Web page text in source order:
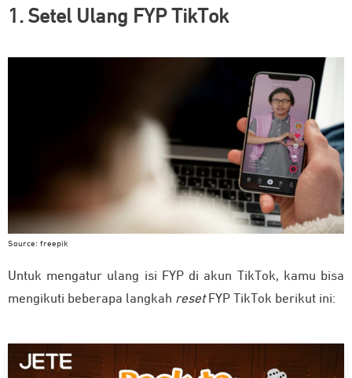
1. Setel Ulang FYP TikTok
Source: freepik
Untuk mengatur ulang isi FYP di akun TikTok, kamu bisa
mengikuti beberapa langkah reset FYP TikTok berikut ini: